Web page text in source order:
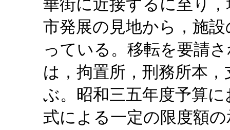
華街に近接するに至り
市発展の見地から，施
っている。移転を要請
は，拘置所，刑務所本
ぶ。昭和三五年度予算
式による一定の限度額